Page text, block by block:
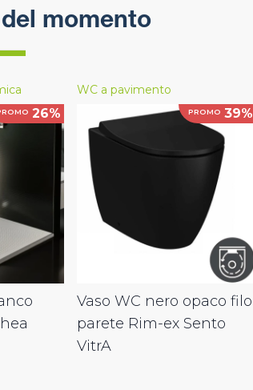
momento
26%
WC a pavimento
PROMO 39%
Vaso WC nero opaco filo
parete Rim-ex Sento
VitrA